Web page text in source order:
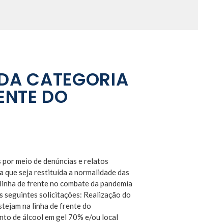
CATEGORIA
DO
meio de denúncias e relatos
que seja restituída a normalidade das
de frente no combate da pandemia
seguintes solicitações: Realização do
na linha de frente do
de álcool em gel 70% e/ou local